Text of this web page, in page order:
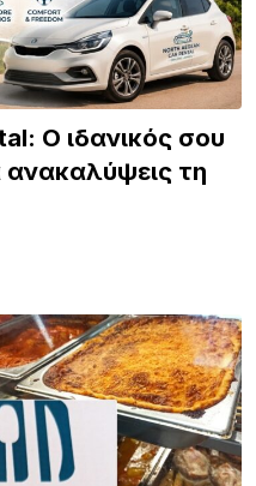
Ο ιδανικός σου
ανακαλύψεις τη